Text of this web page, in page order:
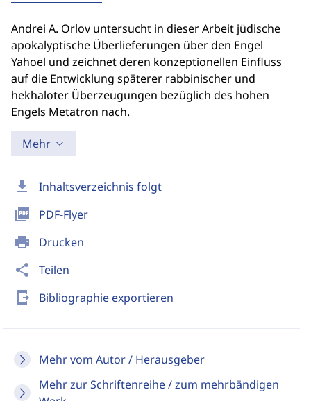
download Inhaltsverzeichnis folgt
picture_as_pdf PDF-Flyer
print Drucken
share Teilen
send_to_mobile Bibliographie exportieren
Mehr vom Autor / Herausgeber
Mehr zur Schriftenreihe / zum mehrbändigen
Andrei A. Orlov untersucht in dieser Arbeit jüdische
apokalyptische Überlieferungen über den Engel
Yahoel und zeichnet deren konzeptionellen Einfluss
auf die Entwicklung späterer rabbinischer und
hekhaloter Überzeugungen bezüglich des hohen
Engels Metatron nach.
Mehr